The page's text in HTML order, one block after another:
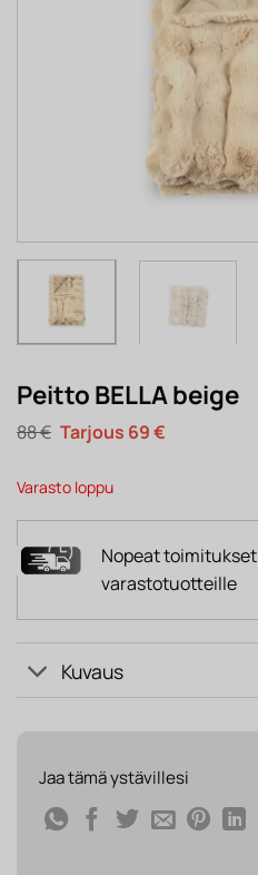
Peitto BELLA beige
88€ Alkuperäinen
hinta
88 €.
69€Nykyinen
Varasto loppu
Nopeat toimitukset
varastotuotteille
Kuvaus
Jaa tämä ystävillesi